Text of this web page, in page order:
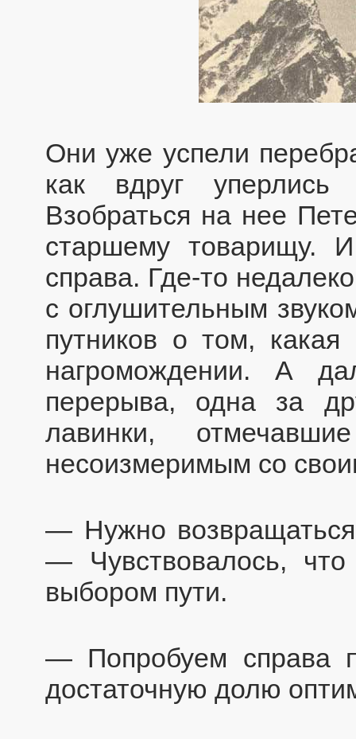
Они уже успели
как вдруг
Взобраться на нее
старшему
справа. Где-то
с оглушительным
путников о том,
нагромождении. А
перерыва, одна за
лавинки,
несоизмеримым со
— Нужно
— Чувствовалось, что
выбором пути.
— Попробуем справа
достаточную долю